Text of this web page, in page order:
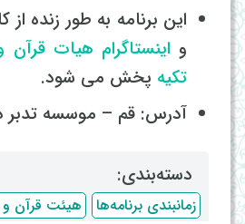
این برنامه به طور زنده از
و اینستاگرام هیات قرآن
تکیه پخش می شود.
آدرس: قم – موسسه تدبر
دسته‌بندی: ‌
زمانبندی برنامه‌ها هیئت قرآن و